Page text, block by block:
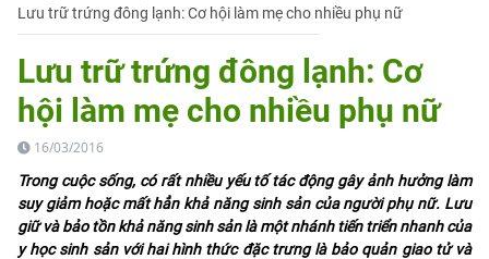
Lưu trữ trứng đông lạnh: Cơ hội làm mẹ cho nhiều phụ nữ
Lưu trữ trứng đông lạnh: Cơ
hội làm mẹ cho nhiều phụ nữ
16/03/2016
Trong cuộc sống, có rất nhiều yếu tố tác động gây ảnh hưởng làm
suy giảm hoặc mất hẳn khả năng sinh sản của người phụ nữ. Lưu
giữ và bảo tồn khả năng sinh sản là một nhánh tiến triển nhanh của
y học sinh sản với hai hình thức đặc trưng là bảo quản giao tử và